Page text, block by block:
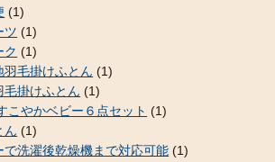
(1)
ツ (1)
ク (1)
羽毛掛けふとん (1)
毛掛けふとん (1)
こやかベビー６点セット (1)
ん (1)
で洗濯後乾燥機まで対応可能 (1)